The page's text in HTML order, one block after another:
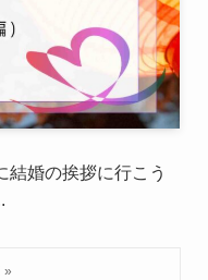
結婚の挨拶に行こう